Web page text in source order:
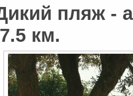
пляж -
км.